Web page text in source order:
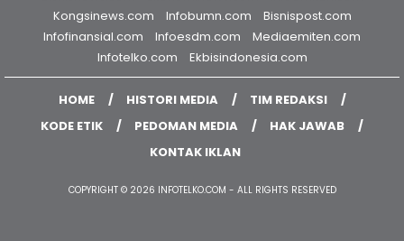
Infoekbis.com
Businesstoday.id
Infoekonomi.com
Bisnisnews.com
Ekonominews.com
Infoemiten.com
Kongsinews.com
Infobumn.com
Bisnispost.com
Infofinansial.com
Infoesdm.com
Mediaemiten.com
Infotelko.com
Ekbisindonesia.com
HOME HISTORI MEDIA
TIM REDAKSI
PEDOMAN MEDIA
KONTAK IKLAN